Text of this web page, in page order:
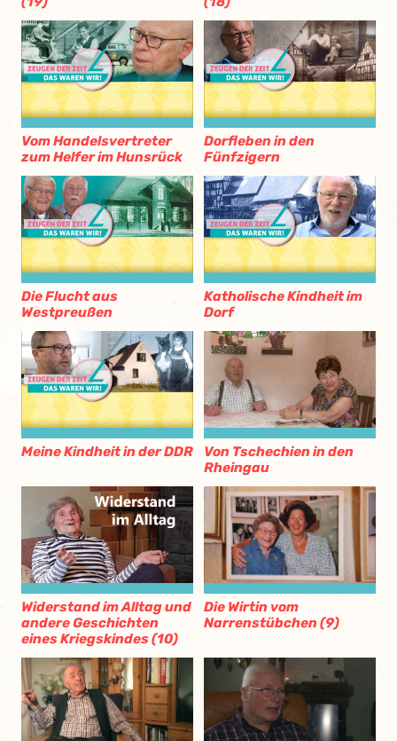
Vom Handelsvertreter
zum Helfer im Hunsrück
Dorfleben in den
Fünfzigern
Die Flucht aus
Westpreußen
Katholische Kindheit im
Dorf
Meine Kindheit in der DDR
Von Tschechien in den
Rheingau
Widerstand im Alltag und
andere Geschichten
eines Kriegskindes (10)
Die Wirtin vom
Narrenstübchen (9)